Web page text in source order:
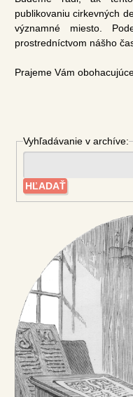
publikovaniu cirkevných
významné miesto.
prostredníctvom nášho
Prajeme Vám
Vyhľadávanie v archíve: